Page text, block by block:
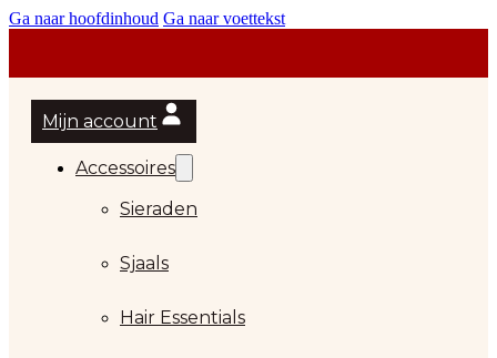
Ga naar hoofdinhoud Ga naar voettekst
Mijn account
Accessoires
Sieraden
Sjaals
Hair Essentials